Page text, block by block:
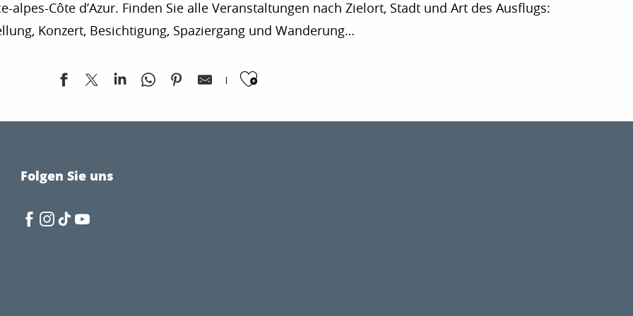
Côte d’Azur. Finden Sie alle Veranstaltungen nach Zielort, Stadt und Art des Ausflugs:
Konzert, Besichtigung, Spaziergang und Wanderung…
Ajouter aux favoris
d'un temp è de deman"
du Vigueirat
Folgen Sie uns